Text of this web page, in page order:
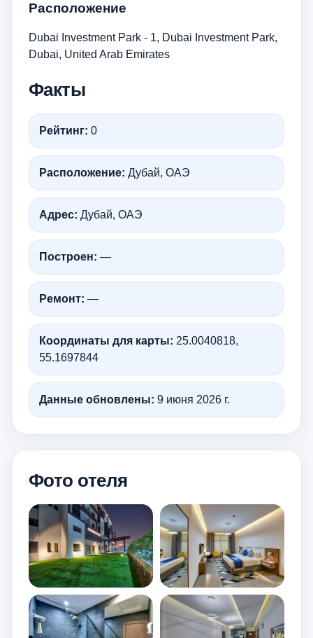
Расположение
Dubai Investment Park - 1, Dubai Investment Park,
Dubai, United Arab Emirates
Факты
Рейтинг: 0
Расположение: Дубай, ОАЭ
Адрес: Дубай, ОАЭ
Построен: —
Ремонт: —
Координаты для карты: 25.0040818,
55.1697844
Данные обновлены: 9 июня 2026 г.
Фото отеля